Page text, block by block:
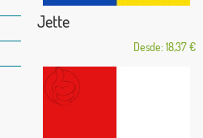
Jette
Desde: 18,37 €